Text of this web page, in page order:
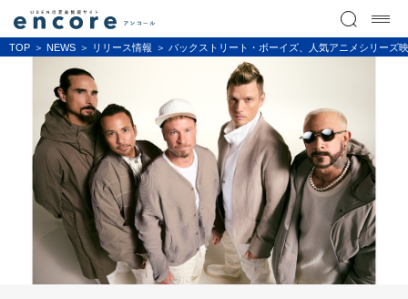
TOP NEWS リリース情報 バックストリート・ボーイズ、人気アニメシリーズ